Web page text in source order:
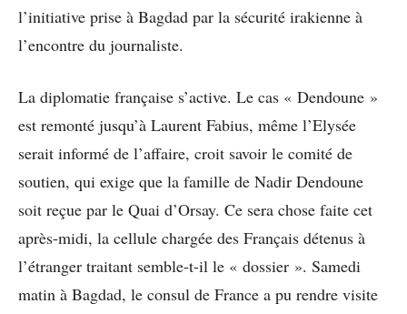
l’initiative prise à Bagdad par la sécurité irakienne à
l’encontre du journaliste.
La diplomatie française s’active. Le cas « Dendoune »
est remonté jusqu’à Laurent Fabius, même l’Elysée
serait informé de l’affaire, croit savoir le comité de
soutien, qui exige que la famille de Nadir Dendoune
soit reçue par le Quai d’Orsay. Ce sera chose faite cet
après-midi, la cellule chargée des Français détenus à
l’étranger traitant semble-t-il le « dossier ». Samedi
matin à Bagdad, le consul de France a pu rendre visite